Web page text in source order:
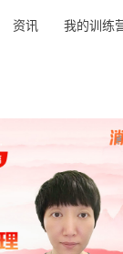
资讯 我的训练